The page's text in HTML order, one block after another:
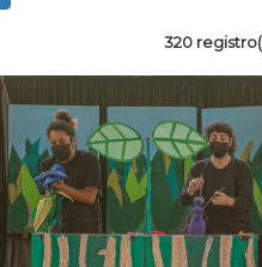
320